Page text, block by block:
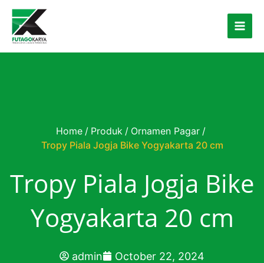
Skip to content
Home / Produk / Ornamen Pagar /
Tropy Piala Jogja Bike Yogyakarta 20 cm
Tropy Piala Jogja Bike
Yogyakarta 20 cm
admin October 22, 2024